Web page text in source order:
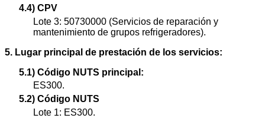
4.4) CPV
Lote 3: 50730000 (Servicios de reparación y
mantenimiento de grupos refrigeradores).
5. Lugar principal de prestación de los servicios:
5.1) Código NUTS principal:
ES300.
5.2) Código NUTS
Lote 1: ES300.